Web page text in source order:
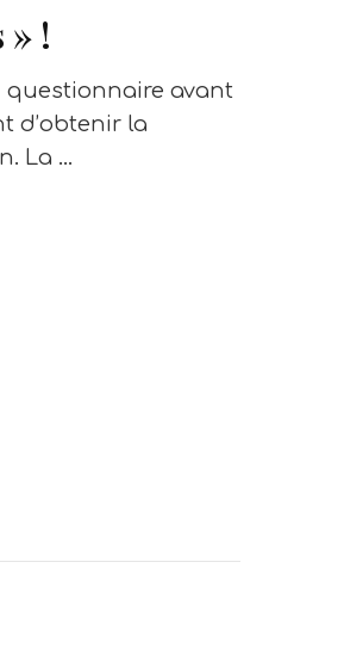
!
questionnaire avant
d’obtenir la
La …